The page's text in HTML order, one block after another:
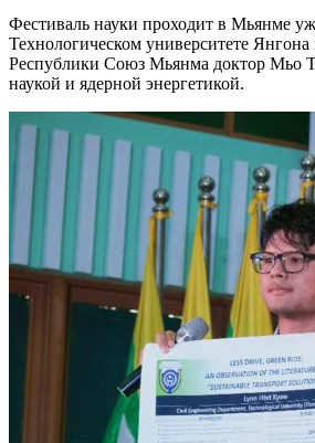
Фестиваль науки проходит в Мьянме
Технологическом университете
Республики Союз Мьянма доктор Мьо
наукой и ядерной энергетикой.